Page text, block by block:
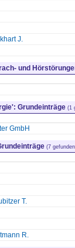
J.
und
Grundeinträge (1
GmbH
(7
T.
R.